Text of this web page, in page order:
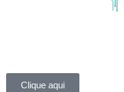
Clique aqui